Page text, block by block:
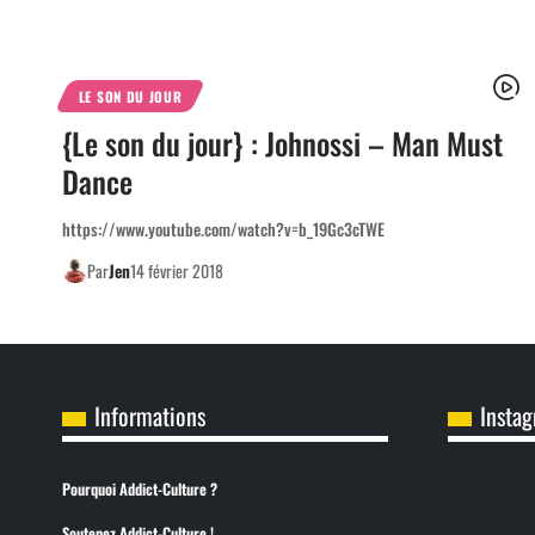
LE SON DU JOUR
{Le son du jour} : Johnossi – Man Must
Dance
https://www.youtube.com/watch?v=b_19Gc3cTWE
ParJen14 février 2018
Informations
Pourquoi Addict-Culture ?